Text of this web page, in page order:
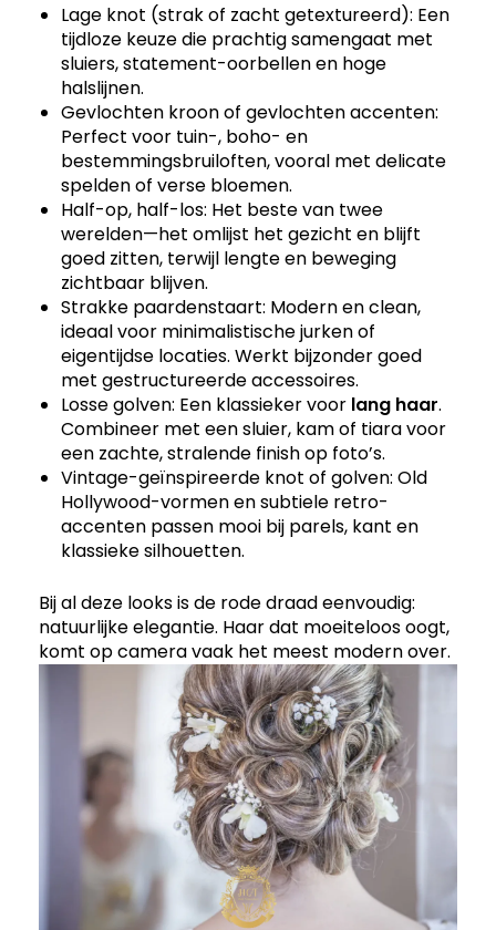
Lage knot (strak of zacht getextureerd): Een
tijdloze keuze die prachtig samengaat met
sluiers, statement-oorbellen en hoge
halslijnen.
Gevlochten kroon of gevlochten accenten:
Perfect voor tuin-, boho- en
bestemmingsbruiloften, vooral met delicate
spelden of verse bloemen.
Half-op, half-los: Het beste van twee
werelden—het omlijst het gezicht en blijft
goed zitten, terwijl lengte en beweging
zichtbaar blijven.
Strakke paardenstaart: Modern en clean,
ideaal voor minimalistische jurken of
eigentijdse locaties. Werkt bijzonder goed
met gestructureerde accessoires.
Losse golven: Een klassieker voor lang haar.
Combineer met een sluier, kam of tiara voor
een zachte, stralende finish op foto’s.
Vintage-geïnspireerde knot of golven: Old
Hollywood-vormen en subtiele retro-
accenten passen mooi bij parels, kant en
klassieke silhouetten.
Bij al deze looks is de rode draad eenvoudig:
natuurlijke elegantie. Haar dat moeiteloos oogt,
komt op camera vaak het meest modern over.